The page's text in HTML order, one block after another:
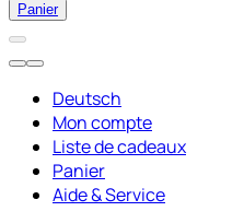
Panier
Deutsch
Mon compte
Liste de cadeaux
Panier
Aide & Service